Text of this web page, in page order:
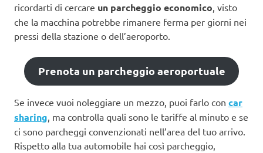
ricordarti di cercare un parcheggio economico , visto
che la macchina potrebbe rimanere ferma per giorni nei
pressi della stazione o dell’aeroporto.
Prenota un parcheggio aeroportuale
Se invece vuoi noleggiare un mezzo, puoi farlo con car
sharing, ma controlla quali sono le tariffe al minuto e se
ci sono parcheggi convenzionati nell’area del tuo arrivo.
Rispetto alla tua automobile hai così parcheggio,